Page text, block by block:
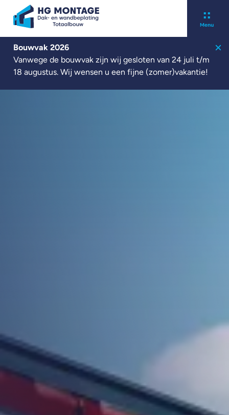
Bouwvak 2026
Vanwege de bouwvak zijn wij gesloten van 24 juli t/m
18 augustus. Wij wensen u een fijne (zomer)vakantie!
Over ons
Kennisbank